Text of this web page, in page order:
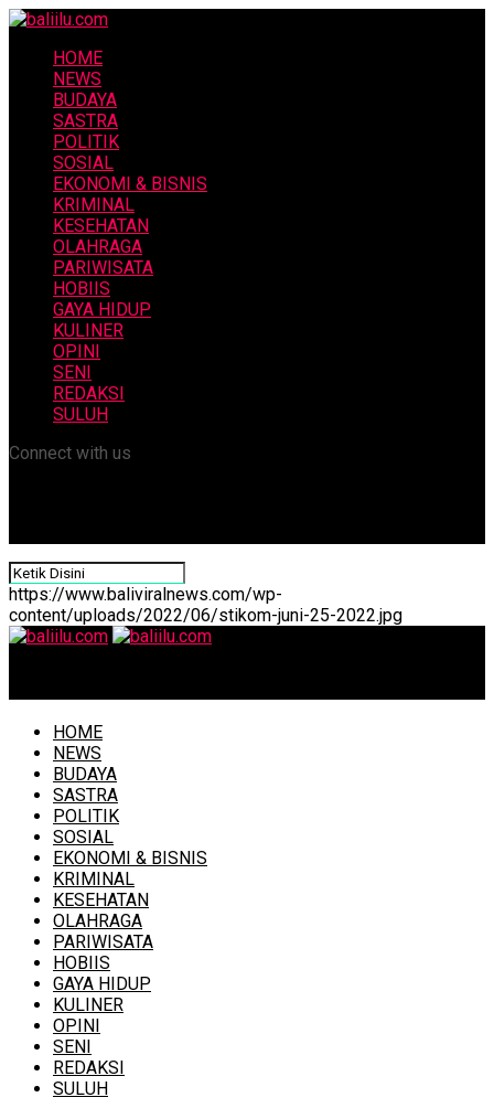
HOME
NEWS
BUDAYA
SASTRA
POLITIK
SOSIAL
EKONOMI & BISNIS
KRIMINAL
KESEHATAN
OLAHRAGA
PARIWISATA
HOBIIS
GAYA HIDUP
KULINER
OPINI
SENI
REDAKSI
SULUH
Connect with us
https://www.baliviralnews.com/wp-
content/uploads/2022/06/stikom-juni-25-2022.jpg
HOME
NEWS
BUDAYA
SASTRA
POLITIK
SOSIAL
EKONOMI & BISNIS
KRIMINAL
KESEHATAN
OLAHRAGA
PARIWISATA
HOBIIS
GAYA HIDUP
KULINER
OPINI
SENI
REDAKSI
SULUH